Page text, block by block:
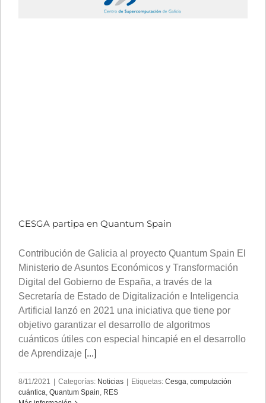
CESGA partipa en Quantum Spain
Contribución de Galicia al proyecto Quantum Spain El
Ministerio de Asuntos Económicos y Transformación
Digital del Gobierno de España, a través de la
Secretaría de Estado de Digitalización e Inteligencia
Artificial lanzó en 2021 una iniciativa que tiene por
objetivo garantizar el desarrollo de algoritmos
cuánticos útiles con especial hincapié en el desarrollo
de Aprendizaje [...]
8/11/2021 | Categorías: Noticias | Etiquetas: Cesga computación
cuántica Quantum Spain RES